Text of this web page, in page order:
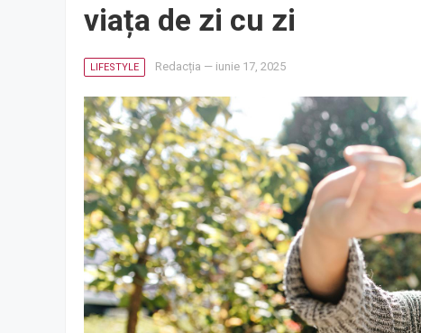
viața de zi cu zi
LIFESTYLE Redacția — iunie 17, 2025